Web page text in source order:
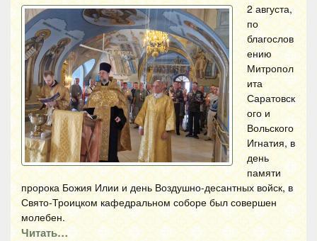
2 августа,
по
благослов
ению
Митропол
ита
Саратовск
ого и
Вольского
Игнатия, в
день
памяти
пророка Божия Илии и день Воздушно-десантных войск, в
Свято-Троицком кафедральном соборе был совершен
молебен.
Читать…